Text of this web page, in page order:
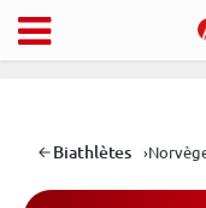
Biathlètes ›